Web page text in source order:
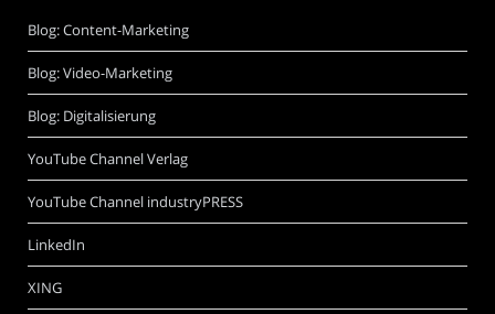
Blog: Content-Marketing
Blog: Video-Marketing
Blog: Digitalisierung
YouTube Channel Verlag
YouTube Channel industryPRESS
LinkedIn
XING